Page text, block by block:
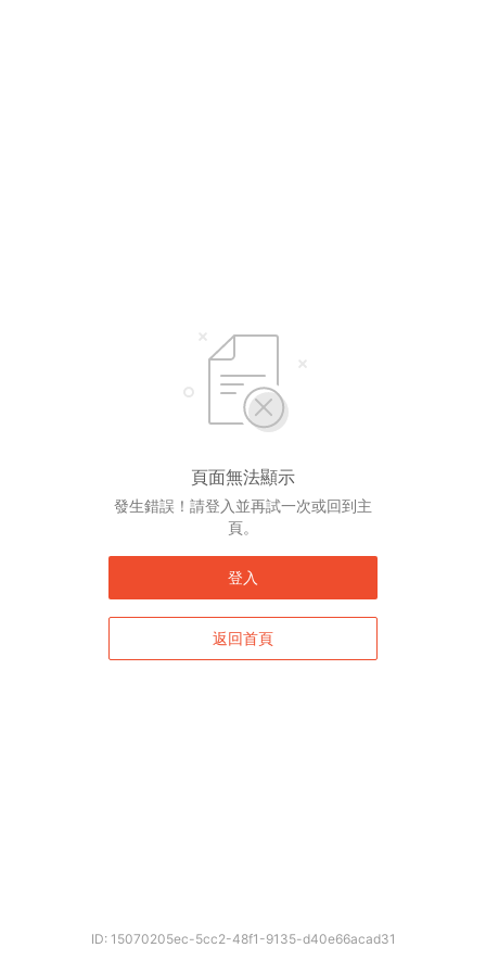
頁面無法顯示
發生錯誤！請登入並再試一次或回到主
頁。
登入
返回首頁
ID: 15070205ec-5cc2-48f1-9135-d40e66acad31